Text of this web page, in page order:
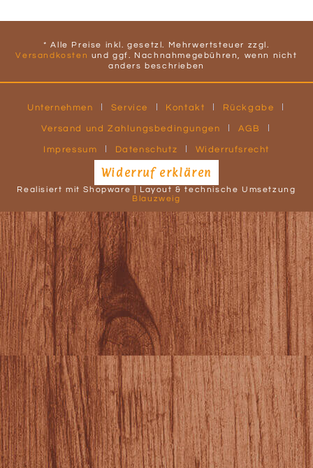
* Alle Preise inkl. gesetzl. Mehrwertsteuer zzgl.
Versandkosten und ggf. Nachnahmegebühren, wenn nicht
anders beschrieben
Unternehmen Service Kontakt Rückgabe
Versand und Zahlungsbedingungen AGB
Impressum Datenschutz Widerrufsrecht
Widerruf erklären
Realisiert mit Shopware | Layout & technische Umsetzung
Blauzweig